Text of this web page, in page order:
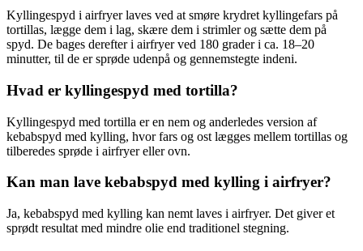
Kyllingespyd i airfryer laves ved at smøre krydret kyllingefars på
tortillas, lægge dem i lag, skære dem i strimler og sætte dem på
spyd. De bages derefter i airfryer ved 180 grader i ca. 18–20
minutter, til de er sprøde udenpå og gennemstegte indeni.
Hvad er kyllingespyd med tortilla?
Kyllingespyd med tortilla er en nem og anderledes version af
kebabspyd med kylling, hvor fars og ost lægges mellem tortillas og
tilberedes sprøde i airfryer eller ovn.
Kan man lave kebabspyd med kylling i airfryer?
Ja, kebabspyd med kylling kan nemt laves i airfryer. Det giver et
sprødt resultat med mindre olie end traditionel stegning.